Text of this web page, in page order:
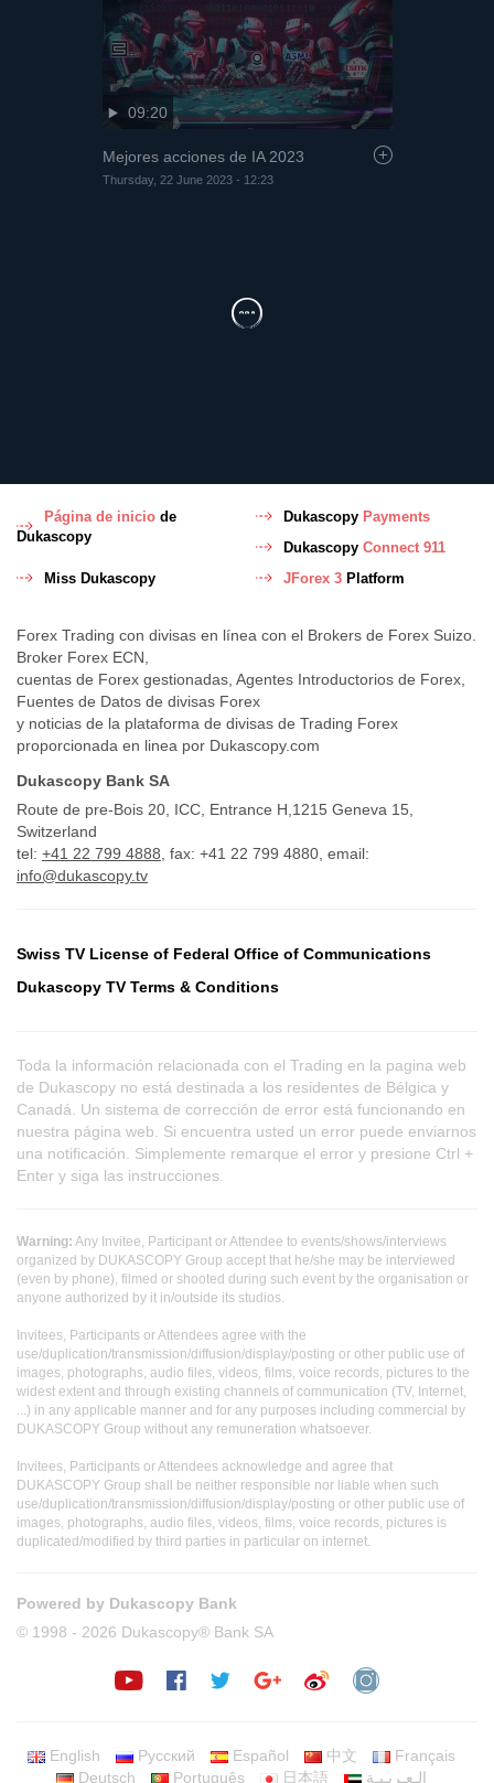
09:20
Mejores acciones de IA 2023
Thursday, 22 June 2023 - 12:23
Página de inicio de
Dukascopy
Dukascopy Payments
Dukascopy Connect 911
Miss Dukascopy
JForex 3Platform
Forex Trading con divisas en línea con el Brokers de Forex Suizo.
Broker Forex ECN,
cuentas de Forex gestionadas, Agentes Introductorios de Forex,
Fuentes de Datos de divisas Forex
y noticias de la plataforma de divisas de Trading Forex
proporcionada en linea por Dukascopy.com
Dukascopy Bank SA
Route de pre-Bois 20, ICC, Entrance H,1215 Geneva 15,
Switzerland
tel: +41 22 799 4888 , fax: +41 22 799 4880, email:
info@dukascopy.tv
Swiss TV License of Federal Office of Communications
Dukascopy TV Terms & Conditions
Toda la información relacionada con el Trading en la pagina web
de Dukascopy no está destinada a los residentes de Bélgica y
Canadá. Un sistema de corrección de error está funcionando en
nuestra página web. Si encuentra usted un error puede enviarnos
una notificación. Simplemente remarque el error y presione Ctrl +
Enter y siga las instrucciones.
Warning: Any Invitee, Participant or Attendee to events/shows/interviews
organized by DUKASCOPY Group accept that he/she may be interviewed
(even by phone), filmed or shooted during such event by the organisation or
anyone authorized by it in/outside its studios.
Invitees, Participants or Attendees agree with the
use/duplication/transmission/diffusion/display/posting or other public use of
images, photographs, audio files, videos, films, voice records, pictures to the
widest extent and through existing channels of communication (TV, Internet,
...) in any applicable manner and for any purposes including commercial by
DUKASCOPY Group without any remuneration whatsoever.
Invitees, Participants or Attendees acknowledge and agree that
DUKASCOPY Group shall be neither responsible nor liable when such
use/duplication/transmission/diffusion/display/posting or other public use of
images, photographs, audio files, videos, films, voice records, pictures is
duplicated/modified by third parties in particular on internet.
Powered by Dukascopy Bank
© 1998 - 2026 Dukascopy® Bank SA
English Русский Español 中文
Français
Deutsch
Português 日本語 الـعـربـيـة